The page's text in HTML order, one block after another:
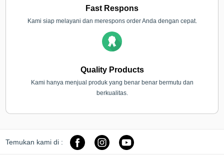
Fast Respons
Kami siap melayani dan merespons order Anda dengan cepat.
Quality Products
Kami hanya menjual produk yang benar benar bermutu dan
berkualitas.
Temukan kami di :